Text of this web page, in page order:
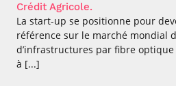
Crédit Agricole.
La start-up se positionne pour
référence sur le marché mondial
d’infrastructures par fibre optique
à [...]